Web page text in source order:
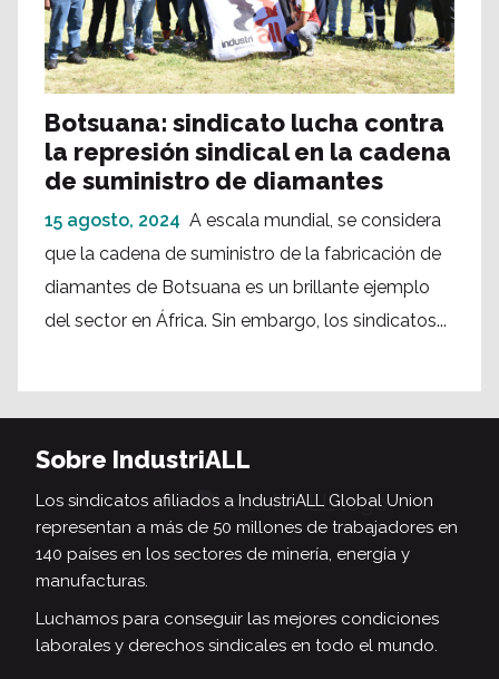
Botsuana: sindicato lucha contra
la represión sindical en la cadena
de suministro de diamantes
15 agosto, 2024 A escala mundial, se considera
que la cadena de suministro de la fabricación de
diamantes de Botsuana es un brillante ejemplo
del sector en África. Sin embargo, los sindicatos...
Sobre IndustriALL
Los sindicatos afiliados a IndustriALL Global Union
representan a más de 50 millones de trabajadores en
140 países en los sectores de minería, energía y
manufacturas.
Luchamos para conseguir las mejores condiciones
laborales y derechos sindicales en todo el mundo.